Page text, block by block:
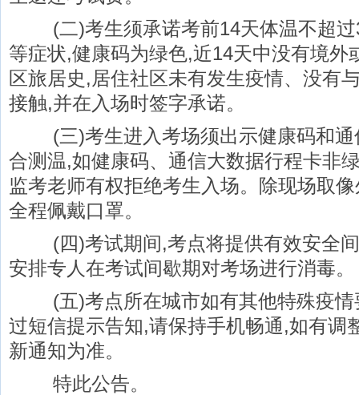
(二)考生须承诺考前14天体温不超过
等症状,健康码为绿色,近14天中没有境外
区旅居史,居住社区未有发生疫情、没有
接触,并在入场时签字承诺。
(三)考生进入考场须出示健康码和通
合测温,如健康码、通信大数据行程卡非
监考老师有权拒绝考生入场。除现场取
全程佩戴口罩。
(四)考试期间,考点将提供有效安全间
安排专人在考试间歇期对考场进行消毒。
(五)考点所在城市如有其他特殊疫情
过短信提示告知,请保持手机畅通,如有调
新通知为准。
特此公告。